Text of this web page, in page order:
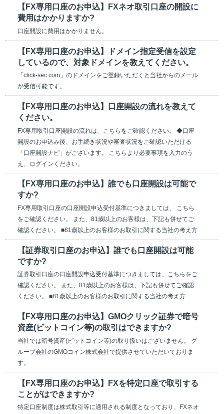
【FX専用口座のお申込】FXネオ取引口座の開設に
費用はかかりますか?
口座開設に費用はかかりません。
【FX専用口座のお申込】ドメイン指定受信を設定
しているので、対象ドメインを教えてください。
「click-sec.com」のドメインをご登録いただくと当社からのメール
が受信可能です。
【FX専用口座のお申込】口座開設の流れを教えて
ください。
FX専用取引口座開設の流れは、こちらをご確認ください。 ◆口座
開設のお申込み後、お手続き状況や審査状況をご確認いただける
「口座開設ナビ」がございます。 こちらより必要事項を入力のう
え、ログインください。
【FX専用口座のお申込】誰でも口座開設は可能で
すか?
FX専用取引口座の口座開設申込受付基準につきましては、 こちら
をご確認ください。 また、81歳以上のお客様は、下記も併せてご
確認ください。 ■81歳以上のお客様のお取引に関する当社の考え方
【証券取引口座のお申込】誰でも口座開設は可能
ですか?
証券取引口座の口座開設申込受付基準につきましては、こちらをご
確認ください。 また、81歳以上のお客様は、下記も併せてご確認
ください。 ■81歳以上のお客様のお取引に関する当社の考え方
【FX専用口座のお申込】GMOクリック証券で暗号
資産(ビットコイン等)の取引はできますか?
当社では暗号資産(ビットコイン等)の取り扱いはございません。 グ
ループ会社のGMOコイン株式会社で提供させていただいておりま
す。
【FX専用口座のお申込】FXを特定口座で取引する
ことがはできますか?
特定口座制度は株式取引等に適用される制度となっており、FXネオ